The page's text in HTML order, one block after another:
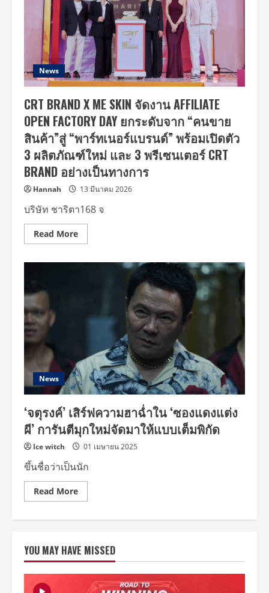
News
CRT BRAND X ME SKIN จัดงาน AFFILIATE
OPEN FACTORY DAY ยกระดับจาก “คนขาย
สินค้า”สู่ “พาร์ทเนอร์แบรนด์” พร้อมเปิดตัว
3 ผลิตภัณฑ์ใหม่ และ 3 พรีเซนเตอร์ CRT
BRAND อย่างเป็นทางการ
Hannah 13 มีนาคม 2026
บริษัท ชาริตา168 จ
Read MoreRead
more
AFFILIATE
FACTORY
ระดับ
จาก
“คน
ขาย
สินค้า”สู่
ท
เนอ
ร์
แบรนด์” พร้อม
เปิด
ตัว
3
ผลิตภัณฑ์
และ
3
พรี
CRT
เป็น
ทางการ
News
‘จตุรงค์’ เสิร์ฟความฮาฉ่ำใน ‘ซองแดงแต่ง
ผี’ การันตีมุกใหม่จัดมาให้แบบเต็มพิกัด
Ice witch 01 เมษายน 2025
ขึ้นชื่อว่าเป็นนัก
Read MoreRead
more
ฉ่ำ
ใน
‘ซอง
แดง
แต่ง
YOU MAY HAVE MISSED